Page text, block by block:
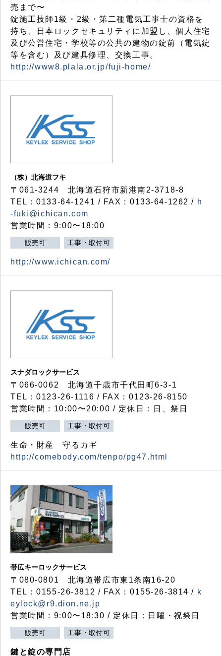
売まで〜
錠施工技師1級・2級・第二種電気工事士の資格を
持ち、日本ロックセキュリティに加盟し、個人住宅
及び公営住宅・学校等の公共の建物の錠前（電気錠
等を含む）及び建具修理、交換工事。
http://www8.plala.or.jp/fuji-home/
（株）北海道フキ
〒061-3244 北海道石狩市新港南2-3718-8
TEL：0133-64-1241 / FAX：0133-64-1262 / h
-fuki@ichican.com
営業時間：9:00〜18:00
販売可 工事・取付可
http://www.ichican.com/
スナダロックサービス
〒066-0062 北海道千歳市千代田町6-3-1
TEL：0123-26-1116 / FAX：0123-26-8150
営業時間：10:00〜20:00 / 定休日：日、祭日
販売可 工事・取付可
生命・財産 守るカギ
http://comebody.com/tenpo/pg47.html
帯広キーロックサービス
〒080-0801 北海道帯広市東1条南16-20
TEL：0155-26-3812 / FAX：0155-26-3814 / k
eylock@r9.dion.ne.jp
営業時間：9:00〜18:30 / 定休日：日曜・祝祭日
販売可 工事・取付可
鍵と錠の専門店